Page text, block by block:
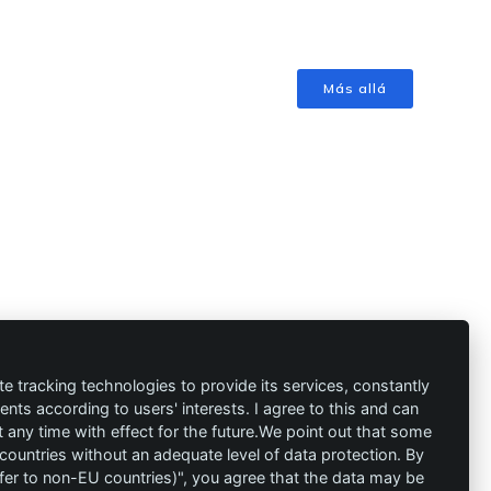
Más allá
info@die-
schutzprofis.de
+49 (511) 679997-97
tracking technologies to provide its services, constantly
according to users' interests. I agree to this and can
any time with effect for the future.We point out that some
without an adequate level of data protection. By
to non-EU countries)", you agree that the data may be